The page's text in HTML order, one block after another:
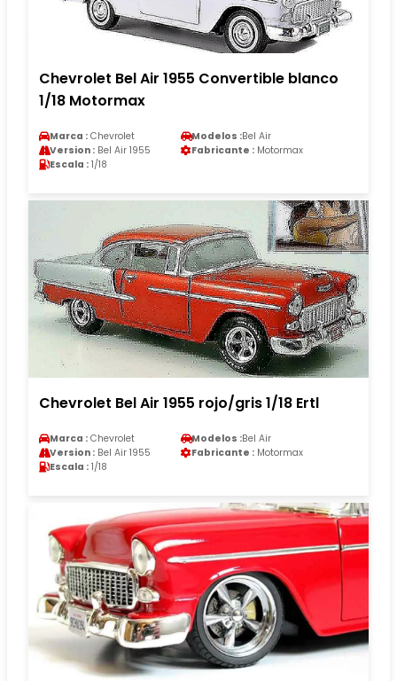
Chevrolet Bel Air 1955 Convertible blanco
1/18 Motormax
Marca : Chevrolet Modelos :Bel Air
Version : Bel Air 1955 Fabricante : Motormax
Escala : 1/18
Chevrolet Bel Air 1955 rojo/gris 1/18 Ertl
Marca : Chevrolet Modelos :Bel Air
Version : Bel Air 1955 Fabricante : Motormax
Escala : 1/18